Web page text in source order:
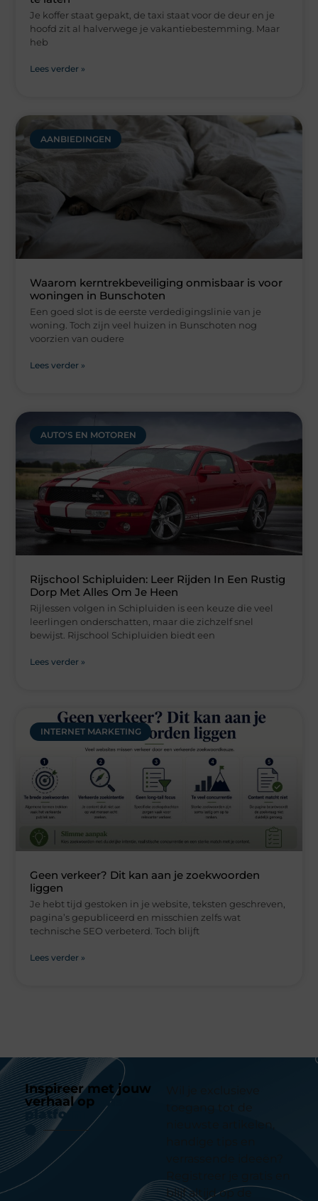
Je koffer staat gepakt, de taxi staat voor de deur en je
hoofd zit al halverwege je vakantiebestemming. Maar
heb
Lees verder »
AANBIEDINGEN
Waarom kerntrekbeveiliging onmisbaar is voor
woningen in Bunschoten
Een goed slot is de eerste verdedigingslinie van je
woning. Toch zijn veel huizen in Bunschoten nog
voorzien van oudere
Lees verder »
AUTO'S EN MOTOREN
Rijschool Schipluiden: Leer Rijden In Een Rustig
Dorp Met Alles Om Je Heen
Rijlessen volgen in Schipluiden is een keuze die veel
leerlingen onderschatten, maar die zichzelf snel
bewijst. Rijschool Schipluiden biedt een
Lees verder »
INTERNET MARKETING
Geen verkeer? Dit kan aan je zoekwoorden
liggen
Je hebt tijd gestoken in je website, teksten geschreven,
pagina’s gepubliceerd en misschien zelfs wat
technische SEO verbeterd. Toch blijft
Lees verder »
Inspireer met jouw
verhaal op
ons
platform
blijf altijd op de